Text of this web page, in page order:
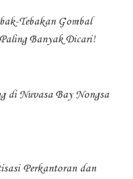
Tebakan Gombal
Banyak Dicari!
di Nuvasa Bay Nongsa
Perkantoran dan